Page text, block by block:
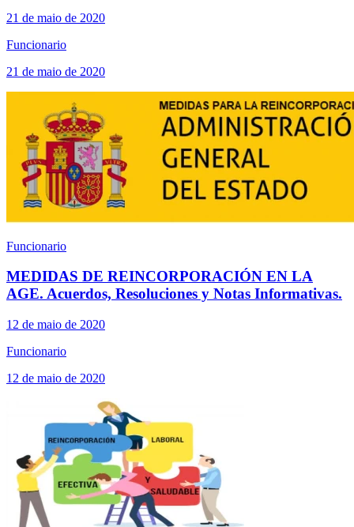
21 de maio de 2020
Funcionario
21 de maio de 2020
Funcionario
MEDIDAS DE REINCORPORACIÓN EN LA
AGE. Acuerdos, Resoluciones y Notas Informativas.
12 de maio de 2020
Funcionario
12 de maio de 2020